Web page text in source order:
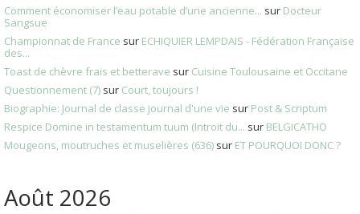
Comment économiser l’eau potable d’une ancienne... sur Docteur
Sangsue
Championnat de France sur ECHIQUIER LEMPDAIS - Fédération Française
des...
Toast de chèvre frais et betterave sur Cuisine Toulousaine et Occitane
Questionnement (7) sur Court, toujours !
Biographie: Journal de classe journal d'une vie sur Post & Scriptum
Respice Domine in testamentum tuum (Introit du... sur BELGICATHO
Mougeons, moutruches et muselières (636) sur ET POURQUOI DONC ?
Août 2026